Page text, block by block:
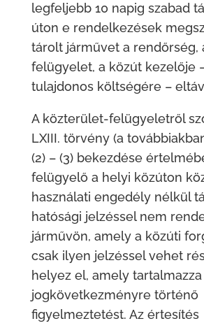
legfeljebb 10 napig szabad
úton e rendelkezések
tárolt járművet a rendőrség,
felügyelet, a közút kezelője
tulajdonos költségére –
A közterület-felügyeletről
LXIII. törvény (a
(2) – (3) bekezdése
felügyelő a helyi közúton
használati engedély nélkül
hatósági jelzéssel nem
járművön, amely a közúti
csak ilyen jelzéssel vehet
helyez el, amely tartalmazza
jogkövetkezményre történő
figyelmeztetést. Az értesítés